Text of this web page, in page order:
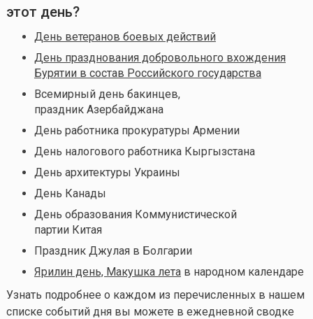
этот день?
День ветеранов боевых действий
День празднования добровольного вхождения
Бурятии в состав Российского государства
Всемирный день бакинцев,
праздник Азербайджана
День работника прокуратуры Армении
День налогового работника Кыргызстана
День архитектуры Украины
День Канады
День образования Коммунистической
партии Китая
Праздник Джулая в Болгарии
Ярилин день, Макушка летав народном календаре
Узнать подробнее о каждом из перечисленных в нашем
списке событий дня вы можете в ежедневной сводке